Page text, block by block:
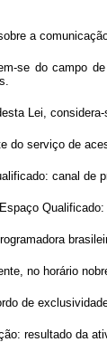
a
se do campo
Lei, considera-
do serviço de
canal de
no horário
de
resultado da